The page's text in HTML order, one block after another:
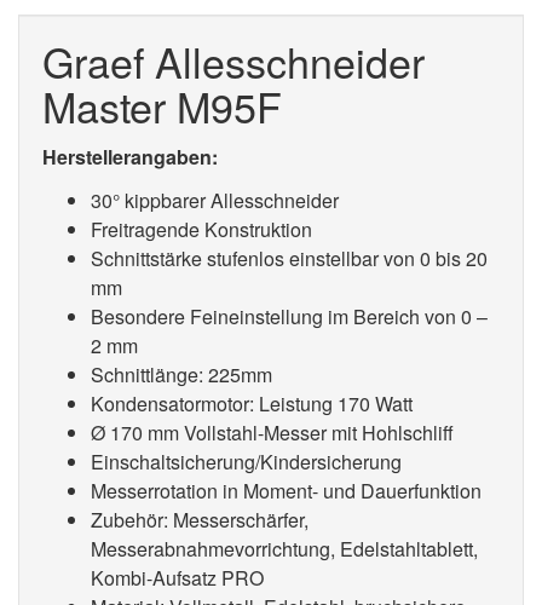
Graef Allesschneider
Master M95F
Herstellerangaben:
30° kippbarer Allesschneider
Freitragende Konstruktion
Schnittstärke stufenlos einstellbar von 0 bis 20
mm
Besondere Feineinstellung im Bereich von 0 –
2 mm
Schnittlänge: 225mm
Kondensatormotor: Leistung 170 Watt
Ø 170 mm Vollstahl-Messer mit Hohlschliff
Einschaltsicherung/Kindersicherung
Messerrotation in Moment- und Dauerfunktion
Zubehör: Messerschärfer,
Messerabnahmevorrichtung, Edelstahltablett,
Kombi-Aufsatz PRO